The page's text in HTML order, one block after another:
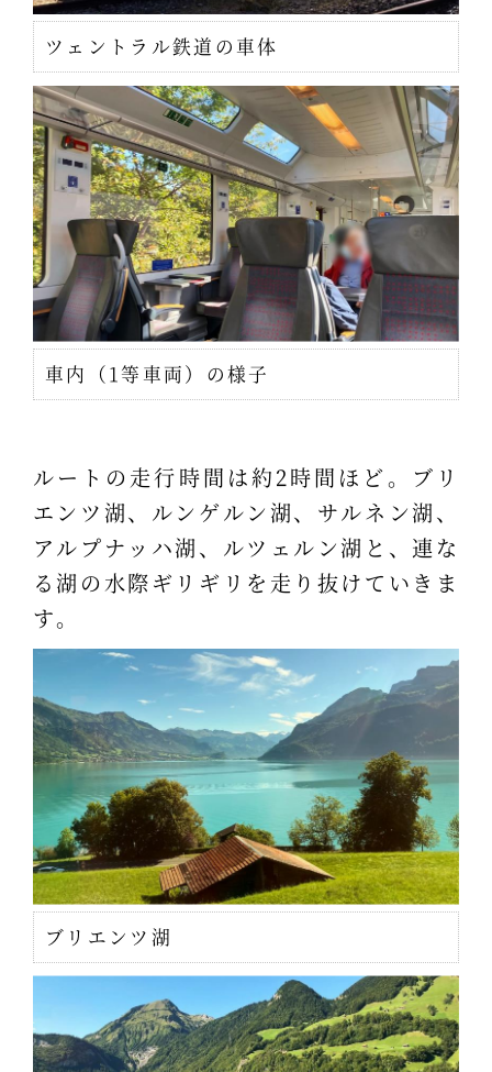
ツェントラル鉄道の車体
車内（1等車両）の様子
ルートの走行時間は約2時間ほど。ブリ
エンツ湖、ルンゲルン湖、サルネン湖、
アルプナッハ湖、ルツェルン湖と、連な
る湖の水際ギリギリを走り抜けていきま
す。
ブリエンツ湖